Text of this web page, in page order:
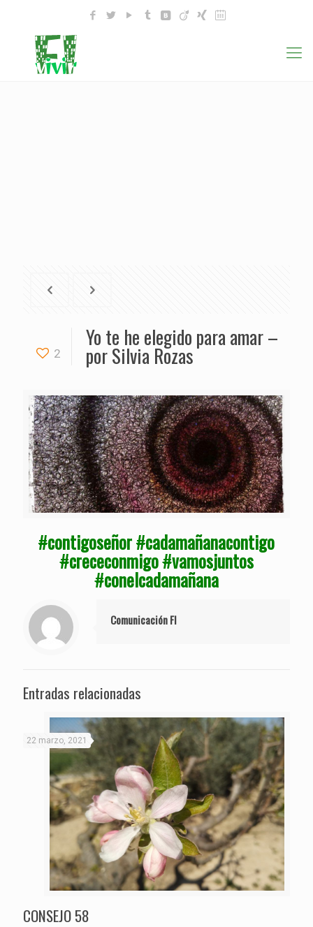
2
Yo te he elegido para amar –
por Silvia Rozas
#contigoseñor#cadamañanacontigo
#crececonmigo#vamosjuntos
#conelcadamañana
Comunicación FI
Entradas relacionadas
22 marzo, 2021
CONSEJO 58